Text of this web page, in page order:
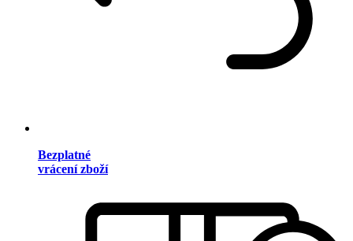
Bezplatné
vrácení zboží